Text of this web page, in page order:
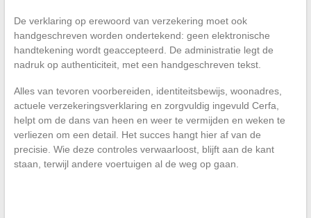
De verklaring op erewoord van verzekering moet ook
handgeschreven worden ondertekend: geen elektronische
handtekening wordt geaccepteerd. De administratie legt de
nadruk op authenticiteit, met een handgeschreven tekst.
Alles van tevoren voorbereiden, identiteitsbewijs, woonadres,
actuele verzekeringsverklaring en zorgvuldig ingevuld Cerfa,
helpt om de dans van heen en weer te vermijden en weken te
verliezen om een detail. Het succes hangt hier af van de
precisie. Wie deze controles verwaarloost, blijft aan de kant
staan, terwijl andere voertuigen al de weg op gaan.